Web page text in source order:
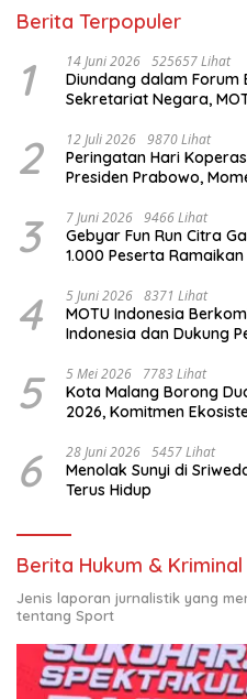
Berita Terpopuler
1 14 Juni 2026 525657 Lihat
Diundang dalam Forum
Sekretariat Negara,
2 12 Juli 2026 9870 Lihat
Peringatan Hari
Presiden Prabowo,
3 7 Juni 2026 9466 Lihat
Gebyar Fun Run Citra
1.000 Peserta
4 5 Juni 2026 8371 Lihat
MOTU Indonesia
Indonesia dan Dukung
5 5 Mei 2026 7783 Lihat
Kota Malang Borong
2026, Komitmen
6 28 Juni 2026 5457 Lihat
Menolak Sunyi di
Terus Hidup
Berita Hukum & Kriminal
Jenis laporan jurnalistik yang
tentang Sport